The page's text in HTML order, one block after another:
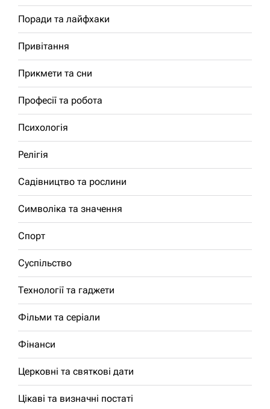
Поради та лайфхаки
Привітання
Прикмети та сни
Професії та робота
Психологія
Релігія
Садівництво та рослини
Символіка та значення
Спорт
Суспільство
Технології та гаджети
Фільми та серіали
Фінанси
Церковні та святкові дати
Цікаві та визначні постаті